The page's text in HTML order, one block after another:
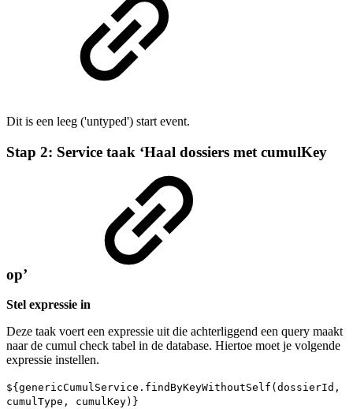
Dit is een leeg ('untyped') start event.
Stap 2: Service taak ‘Haal dossiers met cumulKey
op’
Stel expressie in
Deze taak voert een expressie uit die achterliggend een query maakt
naar de cumul check tabel in de database. Hiertoe moet je volgende
expressie instellen.
${genericCumulService.findByKeyWithoutSelf(dossierId,
cumulType, cumulKey)}